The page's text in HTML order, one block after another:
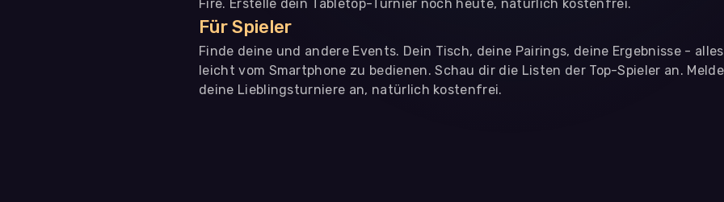
Fire. Erstelle dein Tabletop-Turnier noch heute, natürlich kostenfrei.
Für Spieler
Finde deine und andere Events. Dein Tisch, deine Pairings, deine Ergebnisse -
leicht vom Smartphone zu bedienen. Schau dir die Listen der Top-Spieler an.
deine Lieblingsturniere an, natürlich kostenfrei.